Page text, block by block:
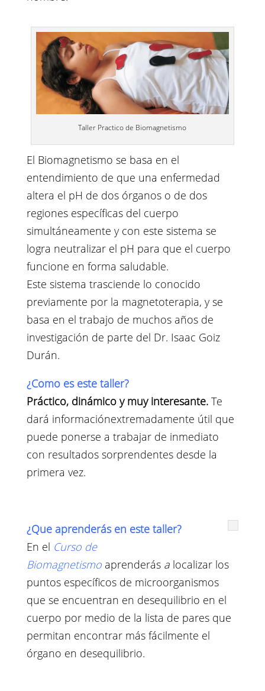
Taller Practico de Biomagnetismo
El Biomagnetismo se basa en el
entendimiento de que una enfermedad
altera el pH de dos órganos o de dos
regiones específicas del cuerpo
simultáneamente y con este sistema se
logra neutralizar el pH para que el cuerpo
funcione en forma saludable.
Este sistema trasciende lo conocido
previamente por la magnetoterapia, y se
basa en el trabajo de muchos años de
investigación de parte del Dr. Isaac Goiz
Durán.
¿Como es este taller?
Práctico, dinámico y muy interesante.Te
dará informaciónextremadamente útil que
puede ponerse a trabajar de inmediato
con resultados sorprendentes desde la
primera vez.
¿Que aprenderás en este taller?
En el Curso de
Biomagnetismo aprenderás a localizar los
puntos específicos de microorganismos
que se encuentran en desequilibrio en el
cuerpo por medio de la lista de pares que
permitan encontrar más fácilmente el
órgano en desequilibrio.